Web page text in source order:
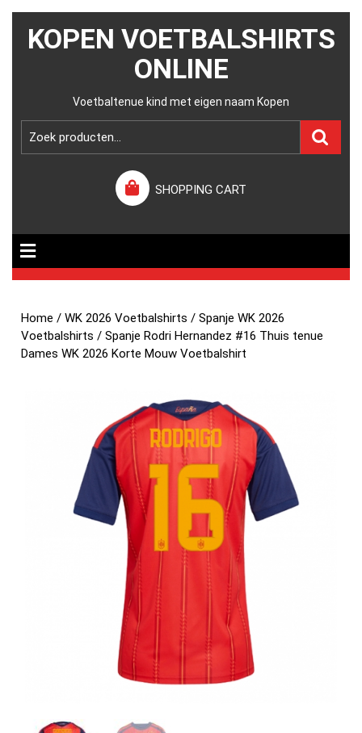
KOPEN VOETBALSHIRTS
ONLINE
Voetbaltenue kind met eigen naam Kopen
SHOPPING CART
Home /WK 2026 Voetbalshirts /Spanje WK 2026
Voetbalshirts / Spanje Rodri Hernandez #16 Thuis tenue
Dames WK 2026 Korte Mouw Voetbalshirt